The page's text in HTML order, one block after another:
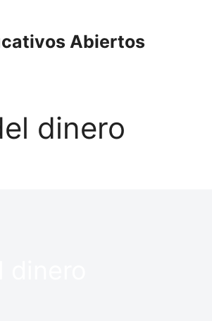
Abiertos
dinero